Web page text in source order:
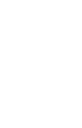
mal leise, immer
eselsohr